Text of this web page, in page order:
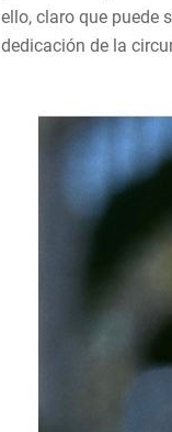
ello, claro que puede
dedicación de la